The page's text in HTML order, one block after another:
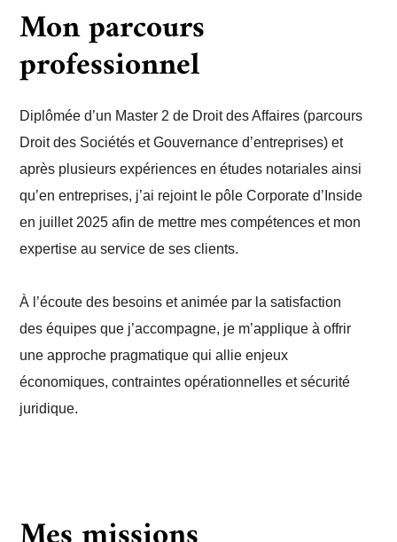
Mon parcours
professionnel
Diplômée d’un Master 2 de Droit des Affaires (parcours
Droit des Sociétés et Gouvernance d’entreprises) et
après plusieurs expériences en études notariales ainsi
qu’en entreprises, j’ai rejoint le pôle Corporate d’Inside
en juillet 2025 afin de mettre mes compétences et mon
expertise au service de ses clients.
À l’écoute des besoins et animée par la satisfaction
des équipes que j’accompagne, je m’applique à offrir
une approche pragmatique qui allie enjeux
économiques, contraintes opérationnelles et sécurité
juridique.